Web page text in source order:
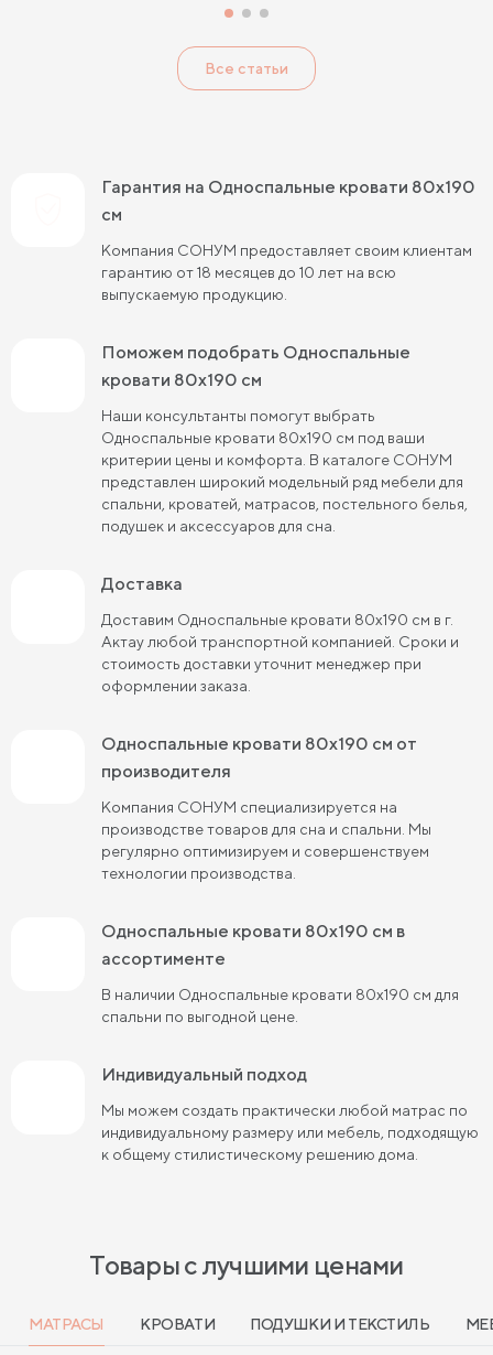
Все статьи
Гарантия на Односпальные кровати 80х190
см
Компания СОНУМ предоставляет своим клиентам
гарантию от 18 месяцев до 10 лет на всю
выпускаемую продукцию.
Поможем подобрать Односпальные
кровати 80х190 см
Наши консультанты помогут выбрать
Односпальные кровати 80х190 см под ваши
критерии цены и комфорта. В каталоге СОНУМ
представлен широкий модельный ряд мебели для
спальни, кроватей, матрасов, постельного белья,
подушек и аксессуаров для сна.
Доставка
Доставим Односпальные кровати 80х190 см в г.
Актау любой транспортной компанией. Сроки и
стоимость доставки уточнит менеджер при
оформлении заказа.
Односпальные кровати 80х190 см от
производителя
Компания СОНУМ специализируется на
производстве товаров для сна и спальни. Мы
регулярно оптимизируем и совершенствуем
технологии производства.
Односпальные кровати 80х190 см в
ассортименте
В наличии Односпальные кровати 80х190 см для
спальни по выгодной цене.
Индивидуальный подход
Мы можем создать практически любой матрас по
индивидуальному размеру или мебель, подходящую
к общему стилистическому решению дома.
Товары с лучшими ценами
МАТРАСЫ КРОВАТИ ПОДУШКИ И ТЕКСТИЛЬ